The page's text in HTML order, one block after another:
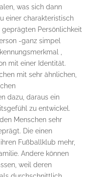
was sich dann
einer charakteristisch
Persönlichkeit
-ganz simpel
,
mit einer Identität.
mit sehr ähnlichen,
dazu, daraus ein
zu entwickel.
Menschen sehr
Die einen
Fußballklub mehr,
Andere können
weil deren